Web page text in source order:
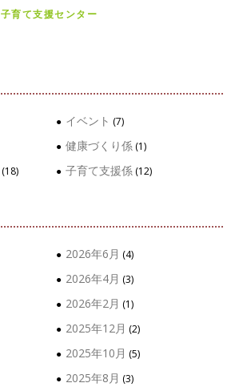
子育て支援センター
イベント (7)
健康づくり係 (1)
(18) 子育て支援係 (12)
2026年6月 (4)
2026年4月 (3)
2026年2月 (1)
2025年12月 (2)
2025年10月 (5)
2025年8月 (3)